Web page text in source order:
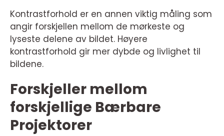
Kontrastforhold er en annen viktig måling som
angir forskjellen mellom de mørkeste og
lyseste delene av bildet. Høyere
kontrastforhold gir mer dybde og livlighet til
bildene.
Forskjeller mellom
forskjellige Bærbare
Projektorer